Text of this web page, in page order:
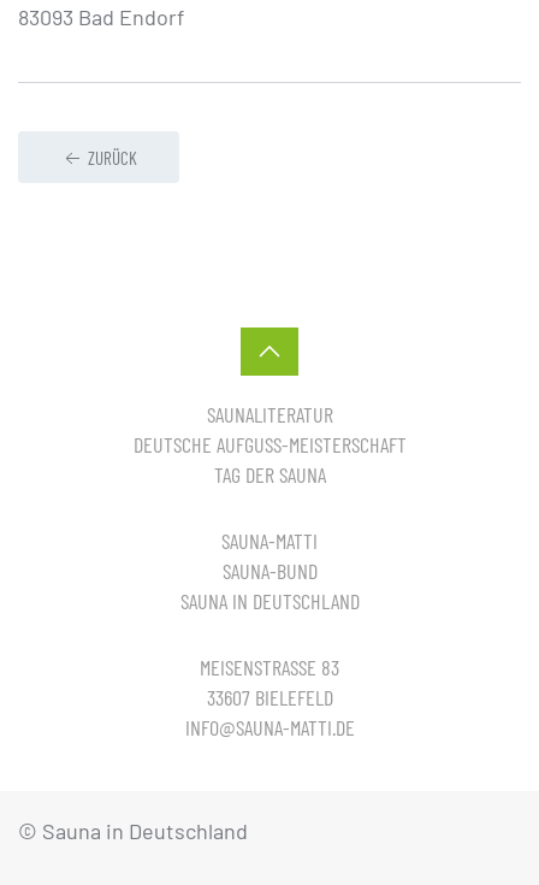
83093 Bad Endorf
ZURÜCK
SAUNALITERATUR
DEUTSCHE AUFGUSS-MEISTERSCHAFT
TAG DER SAUNA
SAUNA-MATTI
SAUNA-BUND
SAUNA IN DEUTSCHLAND
MEISENSTRASSE 83
33607 BIELEFELD
INFO@SAUNA-MATTI.DE
© Sauna in Deutschland